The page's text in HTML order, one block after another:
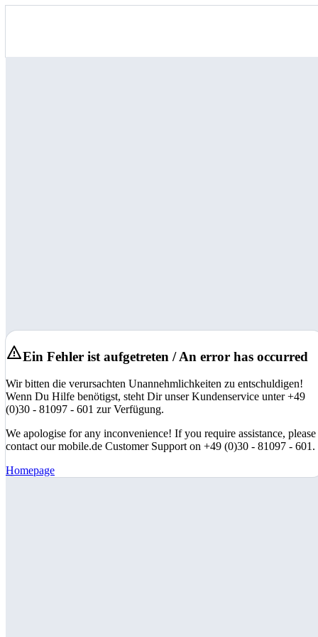
Ein Fehler ist aufgetreten / An error has occurred
Wir bitten die verursachten Unannehmlichkeiten zu entschuldigen!
Wenn Du Hilfe benötigst, steht Dir unser Kundenservice unter +49
(0)30 - 81097 - 601 zur Verfügung.
We apologise for any inconvenience! If you require assistance, please
contact our mobile.de Customer Support on +49 (0)30 - 81097 - 601.
Homepage